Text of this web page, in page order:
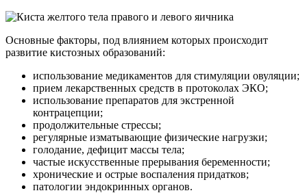
Основные факторы, под влиянием которых происходит
развитие кистозных образований:
использование медикаментов для стимуляции овуляции;
прием лекарственных средств в протоколах ЭКО;
использование препаратов для экстренной
контрацепции;
продолжительные стрессы;
регулярные изматывающие физические нагрузки;
голодание, дефицит массы тела;
частые искусственные прерывания беременности;
хронические и острые воспаления придатков;
патологии эндокринных органов.